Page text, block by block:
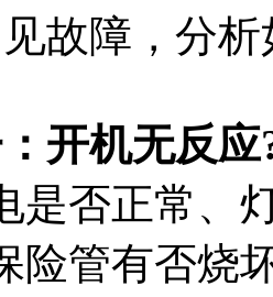
故障，分析
开机无反应
是否正常
险管有否烧